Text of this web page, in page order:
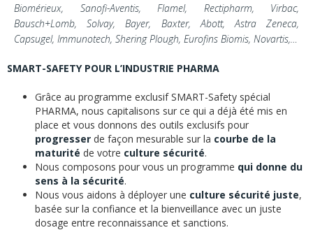
Biomérieux, Sanofi-Aventis, Flamel, Rectipharm, Virbac,
Bausch+Lomb, Solvay, Bayer, Baxter, Abott, Astra Zeneca,
Capsugel, Immunotech, Shering Plough, Eurofins Biomis, Novartis,…
SMART-SAFETY POUR L’INDUSTRIE PHARMA
Grâce au programme exclusif SMART-Safety spécial
PHARMA, nous capitalisons sur ce qui a déjà été mis en
place et vous donnons des outils exclusifs pour
progresser de façon mesurable sur la courbe de la
maturité de votre culture sécurité.
Nous composons pour vous un programme qui donne du
sens à la sécurité.
Nous vous aidons à déployer une culture sécurité juste,
basée sur la confiance et la bienveillance avec un juste
dosage entre reconnaissance et sanctions.